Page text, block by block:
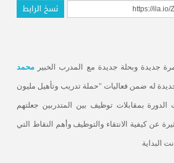
نسخ الرابط
جديدة وبحلة جديدة مع المدرب الخبير محمد
له ضمن فعاليات "حملة تدريب وتأهيل مليون
الدورة بمقابلات توظيف بين المتدربين جعلتهم
عن كيفية الانتقاء والتوظيف وأهم النقاط التي
البداية